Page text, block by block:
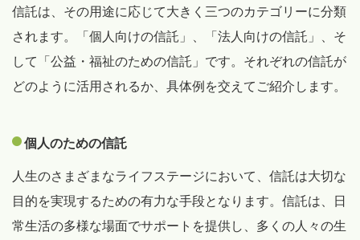
信託は、その用途に応じて大きく三つのカテゴリーに分類
されます。「個人向けの信託」、「法人向けの信託」、そ
して「公益・福祉のための信託」です。それぞれの信託が
どのように活用されるか、具体例を交えてご紹介します。
個人のための信託
人生のさまざまなライフステージにおいて、信託は大切な
目的を実現するための有力な手段となります。信託は、日
常生活の多様な場面でサポートを提供し、多くの人々の生